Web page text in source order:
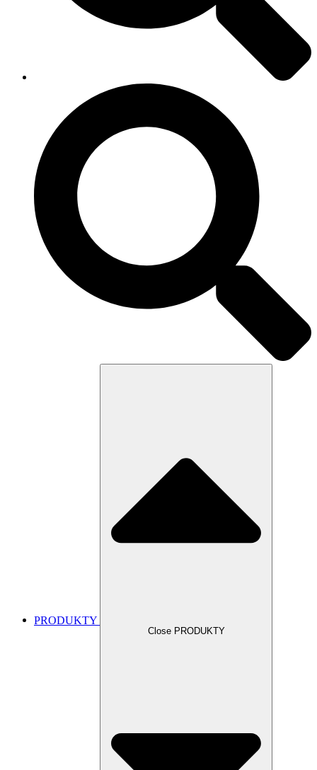
PRODUKTY
Close PRODUKTY